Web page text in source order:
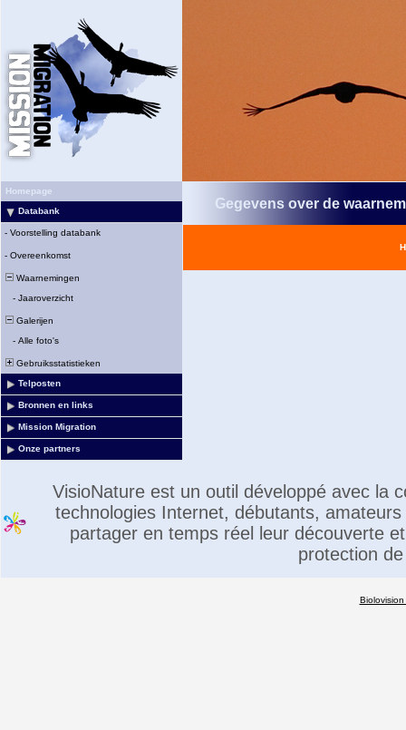
Homepage
Databank
- Voorstelling databank
- Overeenkomst
Waarnemingen
- Jaaroverzicht
Galerijen
- Alle foto's
Gebruiksstatistieken
Telposten
Bronnen en links
Mission Migration
Onze partners
Gegevens over de
VisioNature est un outil développé avec la
technologies Internet, débutants,
partager en temps réel leur découverte
protection
Biolovision